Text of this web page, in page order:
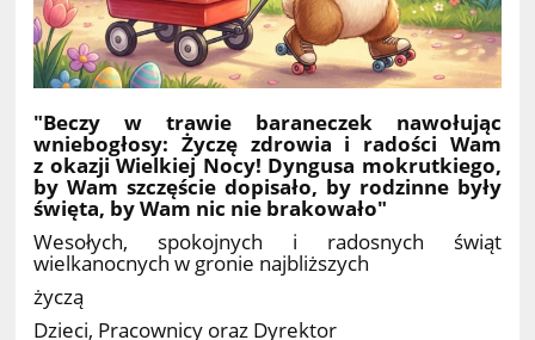
"Beczy w trawie baraneczek nawołując
wniebogłosy: Życzę zdrowia i radości Wam
z okazji Wielkiej Nocy! Dyngusa mokrutkiego,
by Wam szczęście dopisało, by rodzinne były
święta, by Wam nic nie brakowało"
Wesołych, spokojnych i radosnych świąt
wielkanocnych w gronie najbliższych
życzą
Dzieci, Pracownicy oraz Dyrektor